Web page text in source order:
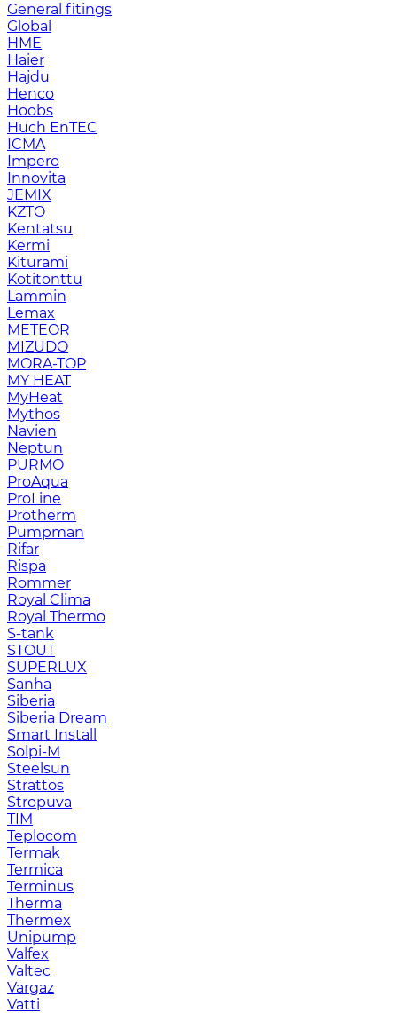
General fitings
Global
HME
Haier
Hajdu
Henco
Hoobs
Huch EnTEC
ICMA
Impero
Innovita
JEMIX
KZTO
Kentatsu
Kermi
Kiturami
Kotitonttu
Lammin
Lemax
METEOR
MIZUDO
MORA-TOP
MY HEAT
MyHeat
Mythos
Navien
Neptun
PURMO
ProAqua
ProLine
Protherm
Pumpman
Rifar
Rispa
Rommer
Royal Clima
Royal Thermo
S-tank
STOUT
SUPERLUX
Sanha
Siberia
Siberia Dream
Smart Install
Solpi-M
Steelsun
Strattos
Stropuva
TIM
Teplocom
Termak
Termica
Terminus
Therma
Thermex
Unipump
Valfex
Valtec
Vargaz
Vatti